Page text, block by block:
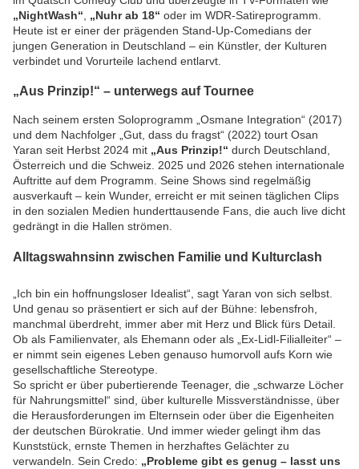
„NightWash“
„Nuhr ab 18“ oder im WDR-Satireprogramm.
Heute ist er einer der prägenden Stand-Up-Comedians der
jungen Generation in Deutschland – ein Künstler, der Kulturen
verbindet und Vorurteile lachend entlarvt.
„Aus Prinzip!“ – unterwegs auf Tournee
Nach seinem ersten Soloprogramm „Osmane Integration“ (2017)
und dem Nachfolger „Gut, dass du fragst“ (2022) tourt Osan
Yaran seit Herbst 2024 mit „Aus Prinzip!“ durch Deutschland,
Österreich und die Schweiz. 2025 und 2026 stehen internationale
Auftritte auf dem Programm. Seine Shows sind regelmäßig
ausverkauft – kein Wunder, erreicht er mit seinen täglichen Clips
in den sozialen Medien hunderttausende Fans, die auch live dicht
gedrängt in die Hallen strömen.
Alltagswahnsinn zwischen Familie und Kulturclash
„Ich bin ein hoffnungsloser Idealist“, sagt Yaran von sich selbst.
Und genau so präsentiert er sich auf der Bühne: lebensfroh,
manchmal überdreht, immer aber mit Herz und Blick fürs Detail.
Ob als Familienvater, als Ehemann oder als „Ex-Lidl-Filialleiter“ –
er nimmt sein eigenes Leben genauso humorvoll aufs Korn wie
gesellschaftliche Stereotype.
So spricht er über pubertierende Teenager, die „schwarze Löcher
für Nahrungsmittel“ sind, über kulturelle Missverständnisse, über
die Herausforderungen im Elternsein oder über die Eigenheiten
der deutschen Bürokratie. Und immer wieder gelingt ihm das
Kunststück, ernste Themen in herzhaftes Gelächter zu
verwandeln. Sein Credo: „Probleme gibt es genug – lasst uns